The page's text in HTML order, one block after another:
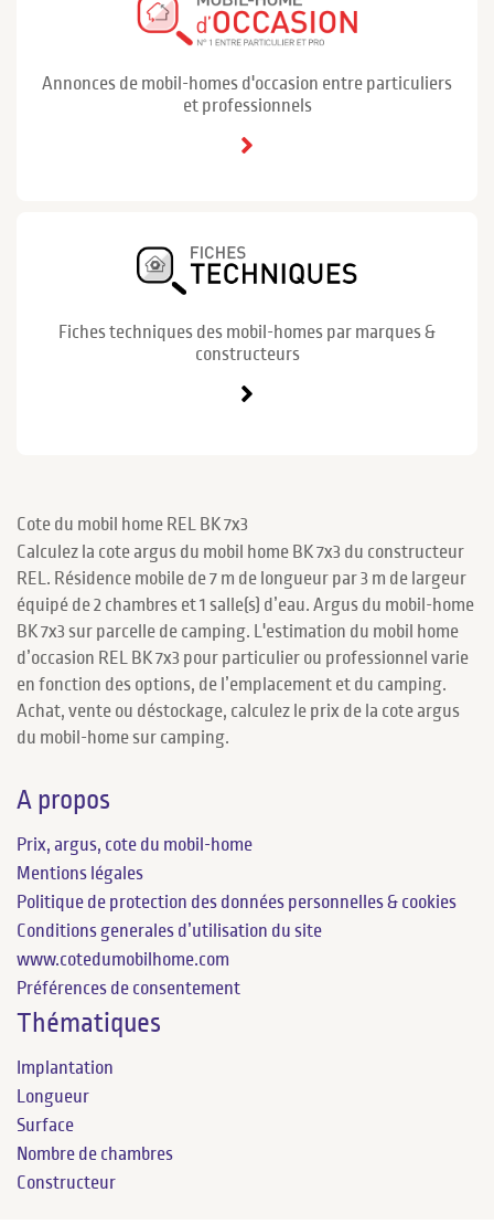
Annonces de mobil-homes d'occasion entre particuliers
et professionnels
Fiches techniques des mobil-homes par marques &
constructeurs
Cote du mobil home REL BK 7x3
Calculez la cote argus du mobil home BK 7x3 du constructeur
REL. Résidence mobile de 7 m de longueur par 3 m de largeur
équipé de 2 chambres et 1 salle(s) d’eau. Argus du mobil-home
BK 7x3 sur parcelle de camping. L'estimation du mobil home
d’occasion REL BK 7x3 pour particulier ou professionnel varie
en fonction des options, de l’emplacement et du camping.
Achat, vente ou déstockage, calculez le prix de la cote argus
du mobil-home sur camping.
A propos
Prix, argus, cote du mobil-home
Mentions légales
Politique de protection des données personnelles & cookies
Conditions generales d’utilisation du site
www.cotedumobilhome.com
Préférences de consentement
Thématiques
Implantation
Longueur
Surface
Nombre de chambres
Constructeur